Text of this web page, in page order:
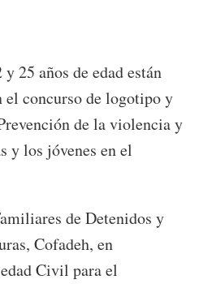
25 años de edad están
concurso de logotipo y
de la violencia y
y los jóvenes en el
de Detenidos y
Cofadeh, en
Civil para el